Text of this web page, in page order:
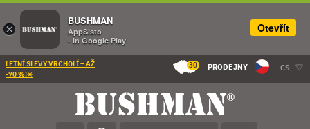
LETNÍ SLEVY VRCHOLÍ – AŽ
-70 %!☀️
30 PRODEJNY CS
×
BUSHMAN
AppSisto
- In Google Play
Otevřít